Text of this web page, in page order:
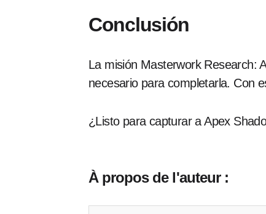
Conclusión
La misión Masterwork Research:
necesario para completarla. Con
¿Listo para capturar a Apex
À propos de l'auteur :